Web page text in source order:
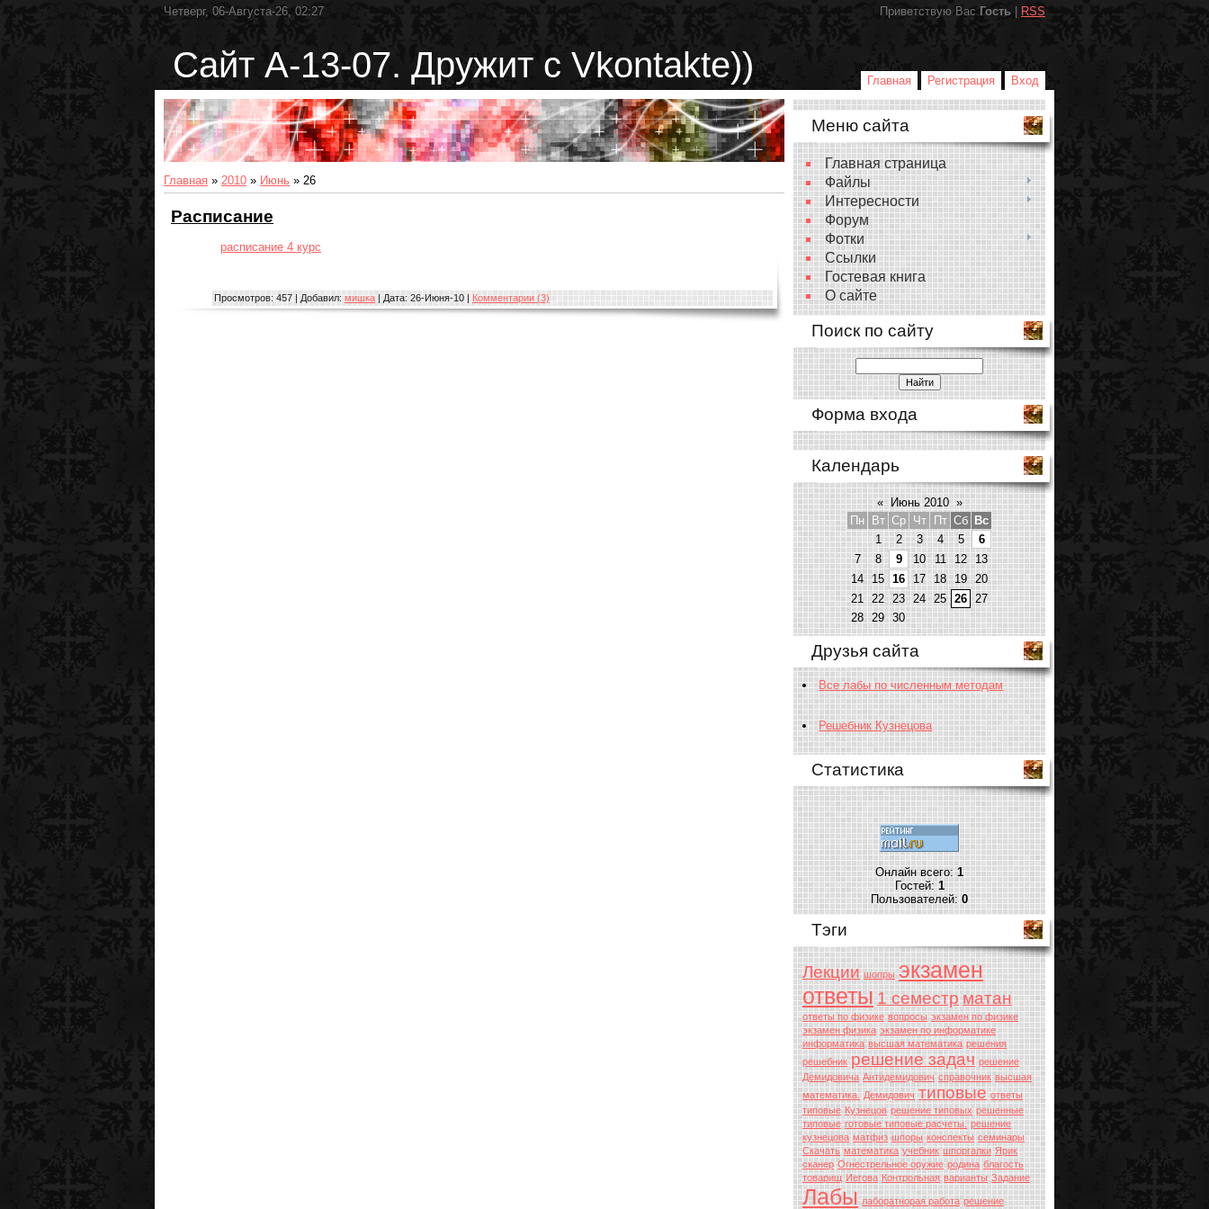
Четверг, 06-Августа-26, 02:27 Приветствую Вас Гость RSS
Сайт А-13-07. Дружит с Vkontakte)) Главная Регистрация Вход
Главная » 2010 » Июнь » 26
Расписание
расписание 4 курс
Просмотров: 457 | Добавил: мишка | Дата: 26-Июня-10 | Комментарии (3)
Меню сайта
Главная страница
Файлы
Интересности
Форум
Фотки
Ссылки
Гостевая книга
О сайте
Поиск по сайту
Форма входа
Календарь
« Июнь 2010 »
Пн
Вт Ср Чт Пт Сб Вс
1
2 3 4 5
6
7
8 9 10 11 12
13
14 15 16 17 18 19 20
21 22 23 24 25 26 27
28 29 30
Друзья сайта
Все лабы по численным методам
Решебник Кузнецова
Статистика
Онлайн всего:1
Гостей:1
Пользователей:0
Тэги
Лекции шопры экзамен
ответы 1 семестрматан
ответы по физике вопросы экзамен по физике
экзамен физика экзамен по информатике
информатика высшая математика решения
решебник решение задач решение
Демидовича Антидемидович справочник высшая
математика. Демидович типовые ответы
типовые Кузнецов решение типовых решенные
типовые готовые типовые расчеты. решение
кузнецова матфиз шпоры конспекты семинары
Скачать математика учебник шпоргалки Ярик
сканер Огнестрельное оружие родина благость
товарищ Иегова Контрольная варианты Задание
Лабы лаборатнорая работа решение